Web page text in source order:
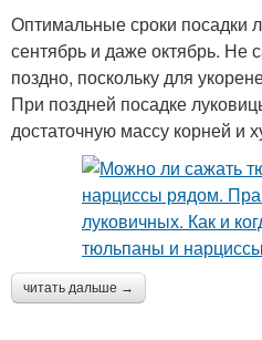
Оптимальные сроки посадки
сентябрь и даже октябрь. Не
поздно, поскольку для
При поздней посадке
достаточную массу корней и
читать дальше →